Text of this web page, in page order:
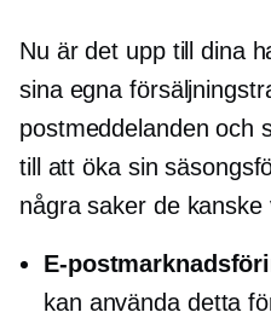
Nu är det upp till dina
sina egna
postmeddelanden och
till att öka sin
några saker de
E-
kan använda detta